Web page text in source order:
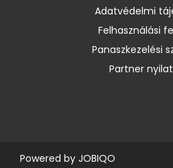
Adatvédelmi
Felhasználási
Panaszkezelési
Partner
Powered by JOBIQO